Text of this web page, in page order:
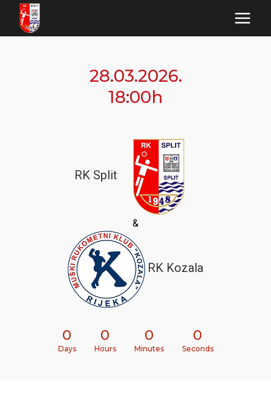
Skip
content
28.03.2026.
18:00h
RK Split
&
RK Kozala
0
Days
0
Hours
0
Minutes
0
Seconds